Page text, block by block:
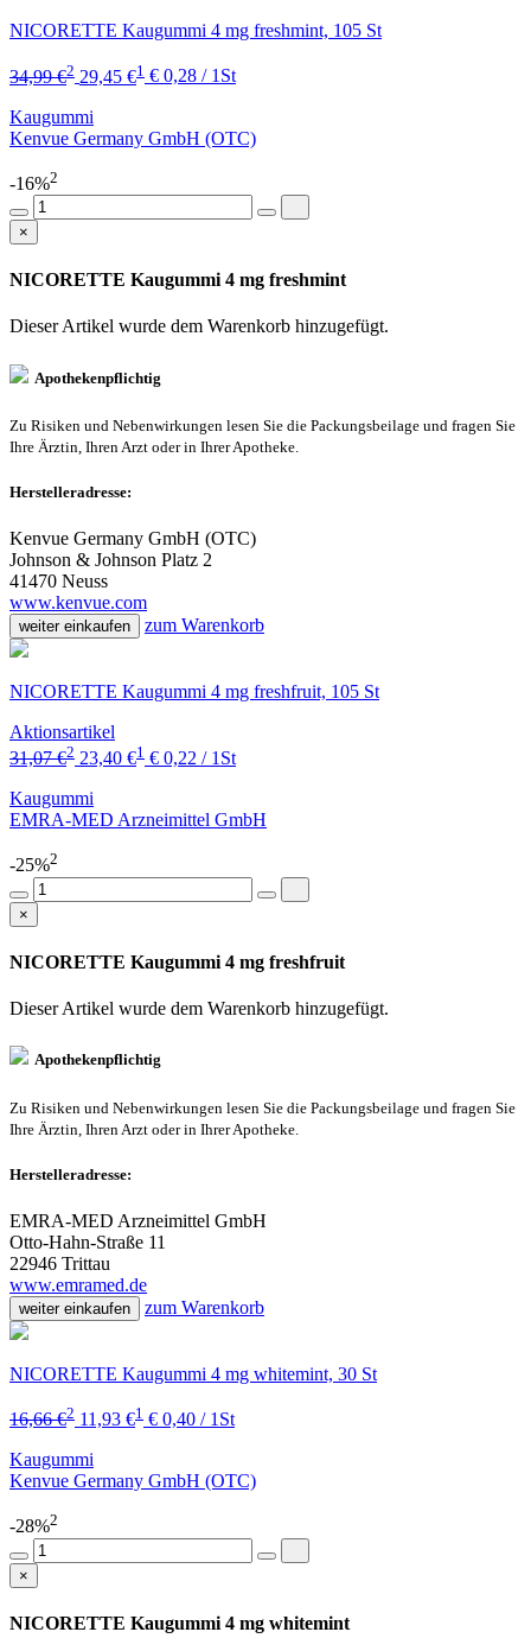
NICORETTE Kaugummi 4 mg freshmint, 105 St
34,99 €2 29,45 €1 € 0,28 / 1St
Kaugummi
Kenvue Germany GmbH (OTC)
-16%2
×
NICORETTE Kaugummi 4 mg freshmint
Dieser Artikel wurde dem Warenkorb hinzugefügt.
Apothekenpflichtig
Zu Risiken und Nebenwirkungen lesen Sie die Packungsbeilage und fragen Sie
Ihre Ärztin, Ihren Arzt oder in Ihrer Apotheke.
Herstelleradresse:
Kenvue Germany GmbH (OTC)
Johnson & Johnson Platz 2
41470 Neuss
www.kenvue.com
weiter einkaufen zum Warenkorb
NICORETTE Kaugummi 4 mg freshfruit, 105 St
Aktionsartikel
31,07 €2 23,40 €1 € 0,22 / 1St
Kaugummi
EMRA-MED Arzneimittel GmbH
-25%2
×
NICORETTE Kaugummi 4 mg freshfruit
Dieser Artikel wurde dem Warenkorb hinzugefügt.
Apothekenpflichtig
Zu Risiken und Nebenwirkungen lesen Sie die Packungsbeilage und fragen Sie
Ihre Ärztin, Ihren Arzt oder in Ihrer Apotheke.
Herstelleradresse:
EMRA-MED Arzneimittel GmbH
Otto-Hahn-Straße 11
22946 Trittau
www.emramed.de
weiter einkaufen zum Warenkorb
NICORETTE Kaugummi 4 mg whitemint, 30 St
16,66 €2 11,93 €1 € 0,40 / 1St
Kaugummi
Kenvue Germany GmbH (OTC)
-28%2
×
NICORETTE Kaugummi 4 mg whitemint